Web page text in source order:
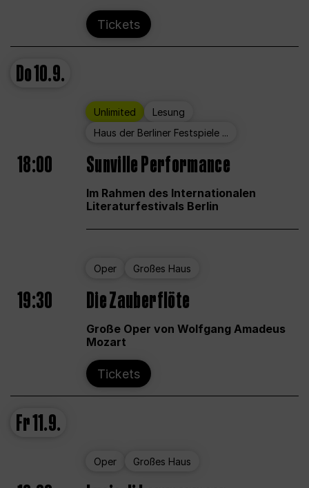
Tickets
Do10.9.
Unlimited
Lesung
Haus der Berliner Festspiele ...
18:00 Sunville Performance
Im Rahmen des Internationalen
Literaturfestivals Berlin
Oper Großes Haus
19:30 Die Zauberflöte
Große Oper von Wolfgang Amadeus
Mozart
Tickets
Fr11.9.
Oper Großes Haus